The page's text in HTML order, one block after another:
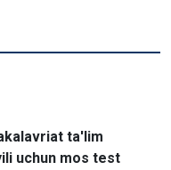
ta'lim
uchun mos test